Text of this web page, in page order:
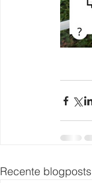
Recente blogposts